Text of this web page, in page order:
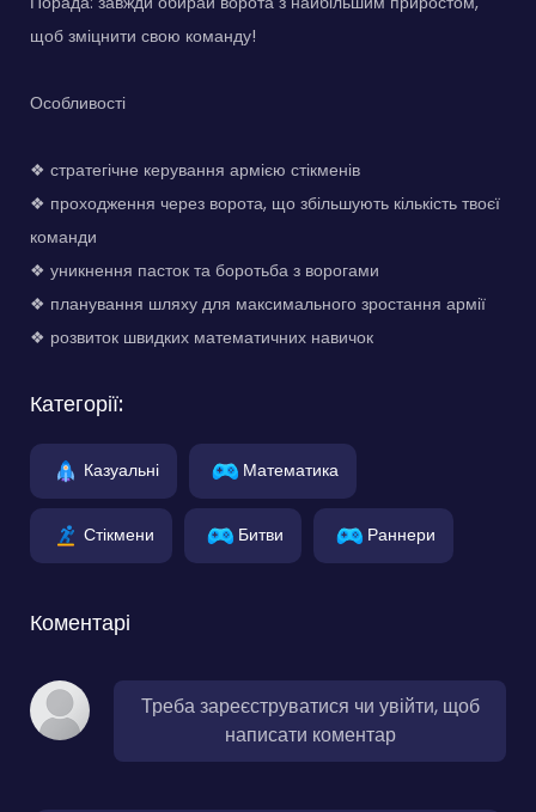
щоб зміцнити свою команду!
Особливості
❖ стратегічне керування армією стікменів
❖ проходження через ворота, що збільшують кількість твоєї
команди
❖ уникнення пасток та боротьба з ворогами
❖ планування шляху для максимального зростання армії
❖ розвиток швидких математичних навичок
Категорії:
Казуальні Математика
Стікмени Битви Раннери
Коментарі
Треба зареєструватися чи увійти, щоб
написати коментар